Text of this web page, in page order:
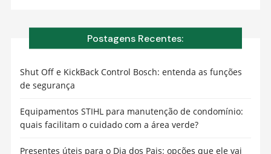
Postagens Recentes:
Shut Off e KickBack Control Bosch: entenda as funções
de segurança
Equipamentos STIHL para manutenção de condomínio:
quais facilitam o cuidado com a área verde?
Presentes úteis para o Dia dos Pais: opções que ele vai